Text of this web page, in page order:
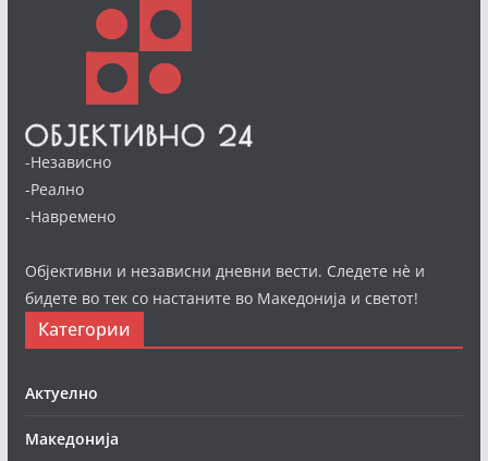
-Независно
-Реално
-Навремено
Објективни и независни дневни вести. Следете нè и
бидете во тек со настаните во Македонија и светот!
Категории
Актуелно
Македонија